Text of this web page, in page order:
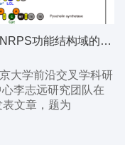
国科大专任教师尹文兵团队合作提出NRPS功能结构域的划分标准
大学前沿交叉学科研
李志远研究团队在
文章，题为